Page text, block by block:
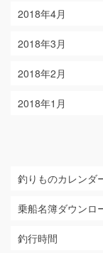
2018年4月
2018年3月
2018年2月
2018年1月
釣りものカレンダ
乗船名簿ダウンロ
釣行時間